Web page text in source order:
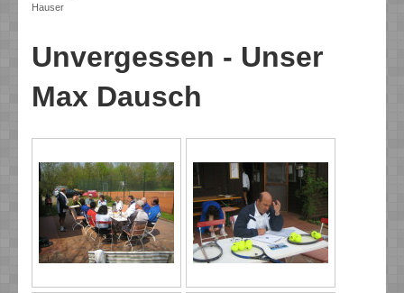
Hauser
Unvergessen - Unser
Max Dausch